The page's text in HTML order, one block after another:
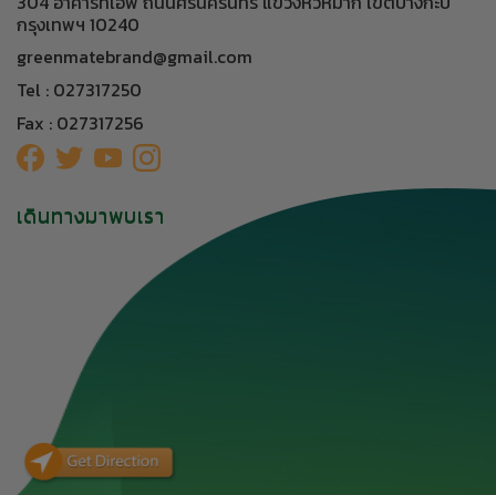
กรุงเทพฯ 10240
greenmatebrand@gmail.com
Tel : 027317250
Fax : 027317256
เดินทางมาพบเรา